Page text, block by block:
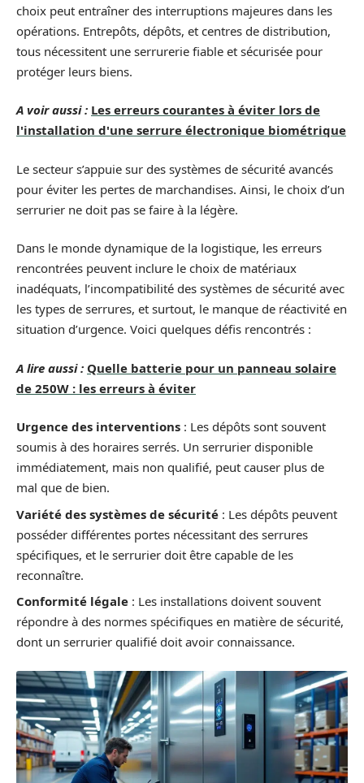
choix peut entraîner des interruptions majeures dans les
opérations. Entrepôts, dépôts, et centres de distribution,
tous nécessitent une serrurerie fiable et sécurisée pour
protéger leurs biens.
A voir aussi : Les erreurs courantes à éviter lors de
l'installation d'une serrure électronique biométrique
Le secteur s’appuie sur des systèmes de sécurité avancés
pour éviter les pertes de marchandises. Ainsi, le choix d’un
serrurier ne doit pas se faire à la légère.
Dans le monde dynamique de la logistique, les erreurs
rencontrées peuvent inclure le choix de matériaux
inadéquats, l’incompatibilité des systèmes de sécurité avec
les types de serrures, et surtout, le manque de réactivité en
situation d’urgence. Voici quelques défis rencontrés :
A lire aussi : Quelle batterie pour un panneau solaire
de 250W : les erreurs à éviter
Urgence des interventions : Les dépôts sont souvent
soumis à des horaires serrés. Un serrurier disponible
immédiatement, mais non qualifié, peut causer plus de
mal que de bien.
Variété des systèmes de sécurité : Les dépôts peuvent
posséder différentes portes nécessitant des serrures
spécifiques, et le serrurier doit être capable de les
reconnaître.
Conformité légale : Les installations doivent souvent
répondre à des normes spécifiques en matière de sécurité,
dont un serrurier qualifié doit avoir connaissance.